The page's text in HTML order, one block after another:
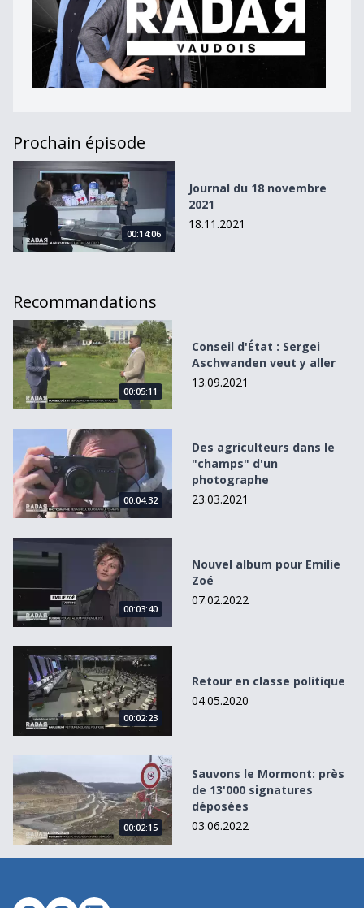
Prochain épisode
Journal du 18 novembre 2021
00:14:06
Journal du 18 novembre
2021
18.11.2021
Recommandations
Conseil d&#039;État : Sergei Aschwanden veut y aller
00:05:11
Conseil d'État : Sergei
Aschwanden veut y aller
13.09.2021
Des agriculteurs dans le &quot;champs&quot;
00:04:32
Des agriculteurs dans le
"champs" d'un
photographe
23.03.2021
Nouvel album pour Emilie Zoé
00:03:40
Nouvel album pour Emilie
Zoé
07.02.2022
Retour en classe politique
00:02:23
Retour en classe politique
04.05.2020
Sauvons le Mormont: près de 13&#039;000 signatures
00:02:15
Sauvons le Mormont: près
de 13'000 signatures
déposées
03.06.2022